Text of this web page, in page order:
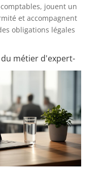
jouent un
et accompagnent
obligations légales
métier d'expert-